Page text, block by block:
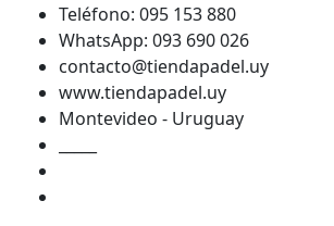
Teléfono: 095 153 880
WhatsApp: 093 690 026
contacto@tiendapadel.uy
www.tiendapadel.uy
Montevideo - Uruguay